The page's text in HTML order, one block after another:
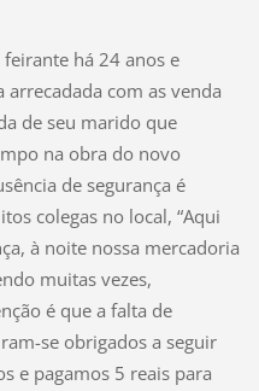
há 24 anos e
com as venda
de seu marido que
na obra do novo
de segurança é
colegas no local, “Aqui
à noite nossa mercadoria
muitas vezes,
é que a falta de
se obrigados a seguir
e pagamos 5 reais para